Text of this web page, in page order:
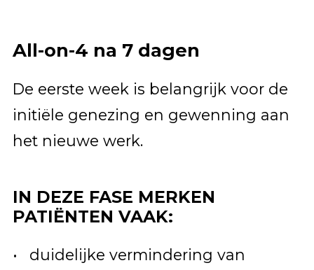
All-on-4 na 7 dagen
De eerste week is belangrijk voor de
initiële genezing en gewenning aan
het nieuwe werk.
IN DEZE FASE MERKEN
PATIËNTEN VAAK:
duidelijke vermindering van